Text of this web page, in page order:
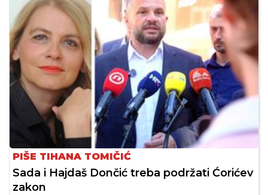
PIŠE TIHANA TOMIČIĆ
Sada i Hajdaš Dončić treba podržati Ćorićev
zakon